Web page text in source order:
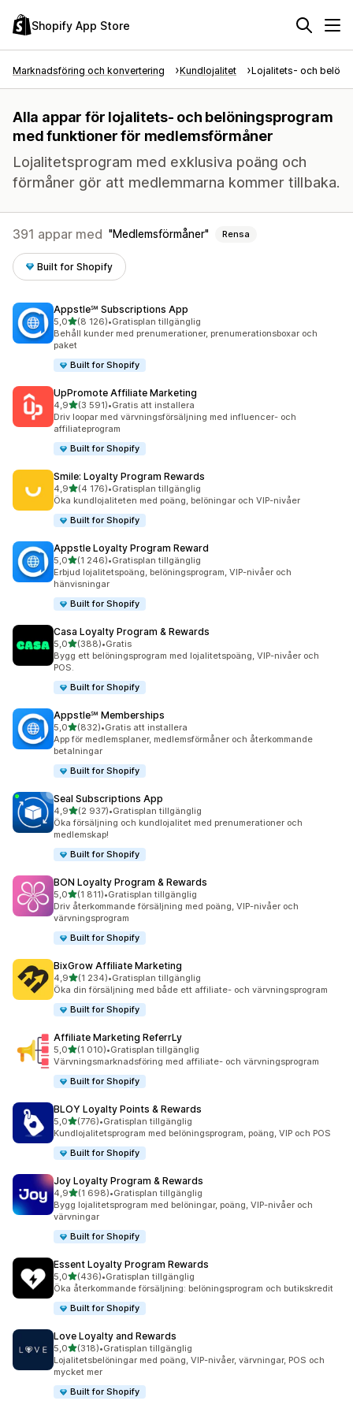
Shopify App Store
Marknadsföring och konvertering Kundlojalitet Lojalitets- och
Alla appar för lojalitets- och belöningsprogram
med funktioner för medlemsförmåner
Lojalitetsprogram med exklusiva poäng och
förmåner gör att medlemmarna kommer tillbaka.
391 appar med Medlemsförmåner Rensa
Built for Shopify
Appstle℠ Subscriptions App
5,0av 5 stjärnor
(8 126)
8126 recensioner totalt
•Gratisplan tillgänglig
Behåll kunder med prenumerationer, prenumerationsboxar och
paket
Built for Shopify
UpPromote Affiliate Marketing
4,9av 5 stjärnor
(3 591)
3591 recensioner totalt
•Gratis att installera
Driv loopar med värvningsförsäljning med influencer- och
affiliateprogram
Built for Shopify
Smile: Loyalty Program Rewards
4,9av 5 stjärnor
(4 176)
4176 recensioner totalt
•Gratisplan tillgänglig
Öka kundlojaliteten med poäng, belöningar och VIP-nivåer
Built for Shopify
Appstle Loyalty Program Reward
5,0av 5 stjärnor
(1 246)
1246 recensioner totalt
•Gratisplan tillgänglig
Erbjud lojalitetspoäng, belöningsprogram, VIP-nivåer och
hänvisningar
Built for Shopify
Casa Loyalty Program & Rewards
5,0av 5 stjärnor
(388)
388 recensioner totalt
•Gratis
Bygg ett belöningsprogram med lojalitetspoäng, VIP-nivåer och
POS.
Built for Shopify
Appstle℠ Memberships
5,0av 5 stjärnor
(832)
832 recensioner totalt
•Gratis att installera
App för medlemsplaner, medlemsförmåner och återkommande
betalningar
Built for Shopify
Seal Subscriptions App
4,9av 5 stjärnor
(2 937)
2937 recensioner totalt
•Gratisplan tillgänglig
Öka försäljning och kundlojalitet med prenumerationer och
medlemskap!
Built for Shopify
BON Loyalty Program & Rewards
5,0av 5 stjärnor
(1 811)
1811 recensioner totalt
•Gratisplan tillgänglig
Driv återkommande försäljning med poäng, VIP-nivåer och
värvningsprogram
Built for Shopify
BixGrow Affiliate Marketing
4,9av 5 stjärnor
(1 234)
1234 recensioner totalt
•Gratisplan tillgänglig
Öka din försäljning med både ett affiliate- och värvningsprogram
Built for Shopify
Affiliate Marketing ReferrLy
5,0av 5 stjärnor
(1 010)
1010 recensioner totalt
•Gratisplan tillgänglig
Värvningsmarknadsföring med affiliate- och värvningsprogram
Built for Shopify
BLOY Loyalty Points & Rewards
5,0av 5 stjärnor
(776)
776 recensioner totalt
•Gratisplan tillgänglig
Kundlojalitetsprogram med belöningsprogram, poäng, VIP och POS
Built for Shopify
Joy Loyalty Program & Rewards
4,9av 5 stjärnor
(1 698)
1698 recensioner totalt
•Gratisplan tillgänglig
Bygg lojalitetsprogram med belöningar, poäng, VIP-nivåer och
värvningar
Built for Shopify
Essent Loyalty Program Rewards
5,0av 5 stjärnor
(436)
436 recensioner totalt
•Gratisplan tillgänglig
Öka återkommande försäljning: belöningsprogram och butikskredit
Built for Shopify
Love Loyalty and Rewards
5,0av 5 stjärnor
(318)
318 recensioner totalt
•Gratisplan tillgänglig
Lojalitetsbelöningar med poäng, VIP-nivåer, värvningar, POS och
mycket mer
Built for Shopify